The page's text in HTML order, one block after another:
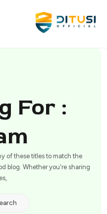
For :
of these titles to match the
blog. Whether you're sharing